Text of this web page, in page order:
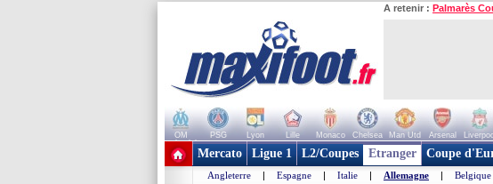
A retenir : Palmarès
OM PSG Lyon Lille Monaco Chelsea Man Utd Arsenal
+ de clubs
Mercato Ligue 1 L2/Coupes Etranger Coupe
Angleterre | Espagne | Italie | Allemagne | Belgique